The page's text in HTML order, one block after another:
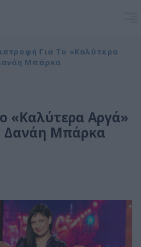
Για Το «Καλύτερα
Μπάρκα
«Καλύτερα Αργά»
Δανάη Μπάρκα